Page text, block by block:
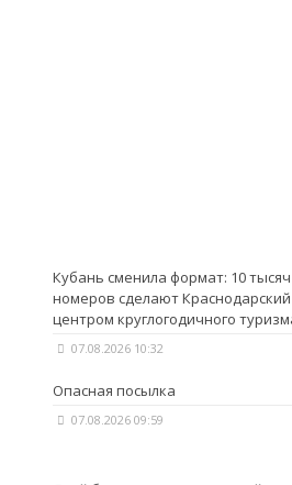
Кубань сменила формат: 10
номеров сделают
центром круглогодичного
07.08.2026 10:32
Опасная посылка
07.08.2026 09:59